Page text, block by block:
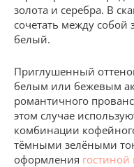
золота и серебра. В
сочетать между
белый.
Приглушенный
белым или бежевым
романтичного
этом случае
комбинации
тёмными зелёными
оформления гостиной